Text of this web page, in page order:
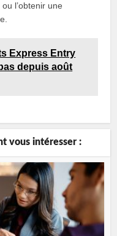
l’obtenir une
Express Entry
depuis août
vous intéresser :